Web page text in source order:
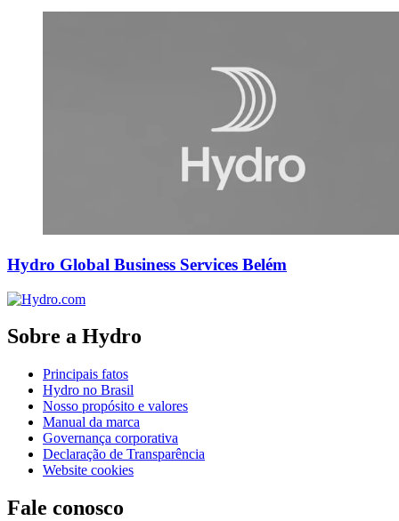
Hydro Global Business Services Belém
Sobre a Hydro
Principais fatos
Hydro no Brasil
Nosso propósito e valores
Manual da marca
Governança corporativa
Declaração de Transparência
Website cookies
Fale conosco